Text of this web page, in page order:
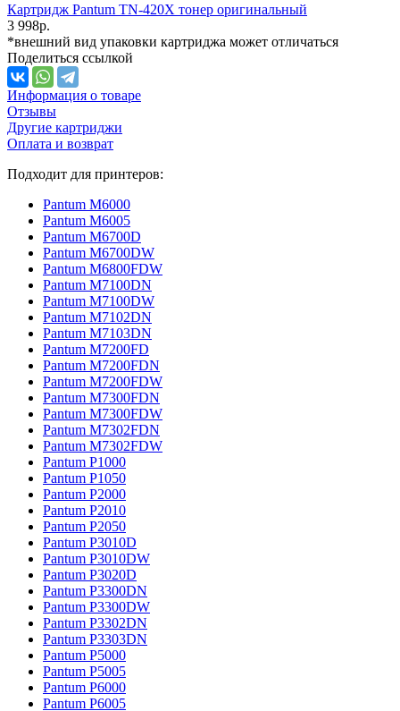
Картридж Pantum TN-420X тонер оригинальный
3 998р.
*внешний вид упаковки картриджа может отличаться
Поделиться ссылкой
Информация о товаре
Отзывы
Другие картриджи
Оплата и возврат
Подходит для принтеров:
Pantum M6000
Pantum M6005
Pantum M6700D
Pantum M6700DW
Pantum M6800FDW
Pantum M7100DN
Pantum M7100DW
Pantum M7102DN
Pantum M7103DN
Pantum M7200FD
Pantum M7200FDN
Pantum M7200FDW
Pantum M7300FDN
Pantum M7300FDW
Pantum M7302FDN
Pantum M7302FDW
Pantum P1000
Pantum P1050
Pantum P2000
Pantum P2010
Pantum P2050
Pantum P3010D
Pantum P3010DW
Pantum P3020D
Pantum P3300DN
Pantum P3300DW
Pantum P3302DN
Pantum P3303DN
Pantum P5000
Pantum P5005
Pantum P6000
Pantum P6005